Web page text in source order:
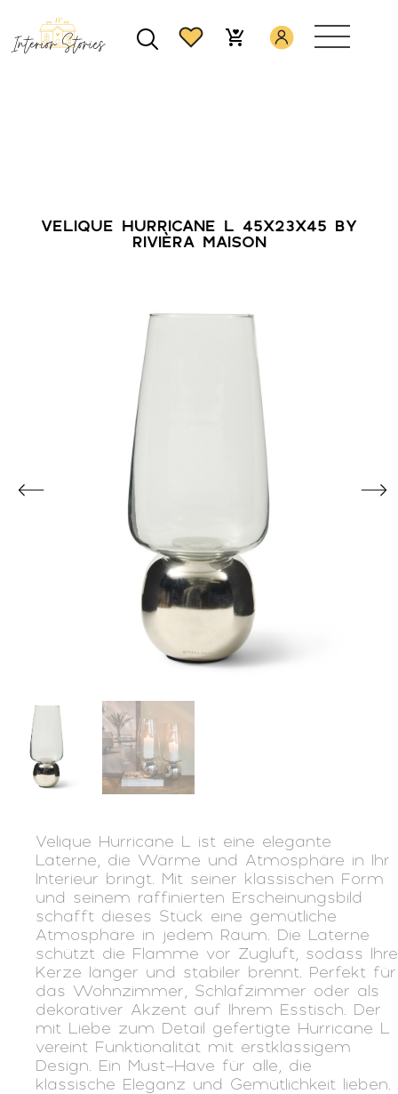
VELIQUE HURRICANE L 45X23X45 BY
RIVIÈRA MAISON
Velique Hurricane L ist eine elegante
Laterne, die Wärme und Atmosphäre in Ihr
Interieur bringt. Mit seiner klassischen Form
und seinem raffinierten Erscheinungsbild
schafft dieses Stück eine gemütliche
Atmosphäre in jedem Raum. Die Laterne
schützt die Flamme vor Zugluft, sodass Ihre
Kerze länger und stabiler brennt. Perfekt für
das Wohnzimmer, Schlafzimmer oder als
dekorativer Akzent auf Ihrem Esstisch. Der
mit Liebe zum Detail gefertigte Hurricane L
vereint Funktionalität mit erstklassigem
Design. Ein Must-Have für alle, die
klassische Eleganz und Gemütlichkeit lieben.